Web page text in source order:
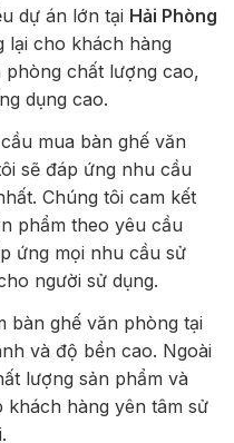
dự án lớn tại Hải Phòng
lại cho khách hàng
chất lượng cao,
dụng cao.
mua bàn ghế văn
sẽ đáp ứng nhu cầu
Chúng tôi cam kết
phẩm theo yêu cầu
ứng mọi nhu cầu sử
người sử dụng.
bàn ghế văn phòng tại
và độ bền cao. Ngoài
lượng sản phẩm và
khách hàng yên tâm sử